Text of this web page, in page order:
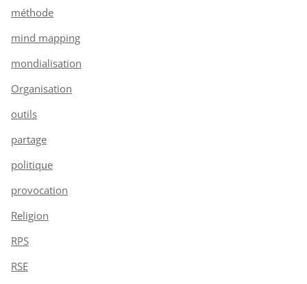
méthode
mind mapping
mondialisation
Organisation
outils
partage
politique
provocation
Religion
RPS
RSE